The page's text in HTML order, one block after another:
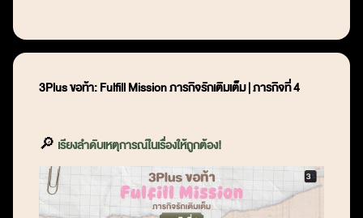
3Plusขอท้า:Fulfill Missionภารกิจรักเติมเต็ม|ภารกิจที่4
🔎 เรียงลำดับเหตุการณ์ในเรื่องให้ถูกต้อง!